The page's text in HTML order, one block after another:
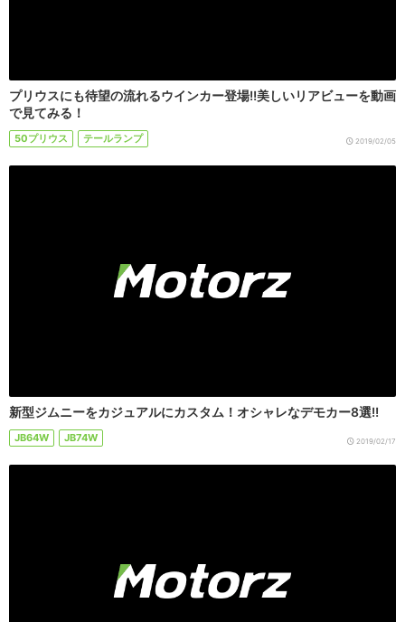
プリウスにも待望の流れるウインカー登場!!美しいリアビューを動画
で見てみる！
50プリウス テールランプ 2019/02/05
新型ジムニーをカジュアルにカスタム！オシャレなデモカー8選!!
JB64W JB74W 2019/02/17